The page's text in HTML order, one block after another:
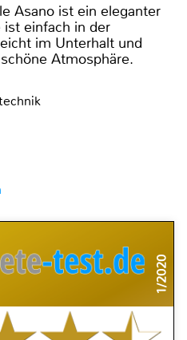
Asano ist ein eleganter
ist einfach in der
im Unterhalt und
Atmosphäre.
1/2020